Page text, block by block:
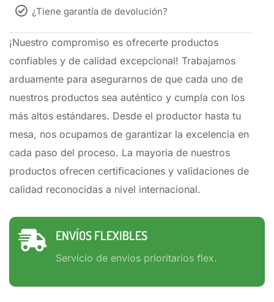
¿Tiene garantía de devolución?
¡Nuestro compromiso es ofrecerte productos
confiables y de calidad excepcional! Trabajamos
arduamente para asegurarnos de que cada uno de
nuestros productos sea auténtico y cumpla con los
más altos estándares. Desde el productor hasta tu
mesa, nos ocupamos de garantizar la excelencia en
cada paso del proceso. La mayoria de nuestros
productos ofrecen certificaciones y validaciones de
calidad reconocidas a nivel internacional.
ENVÍOS FLEXIBLES
Servicio de envíos prioritarios flex.